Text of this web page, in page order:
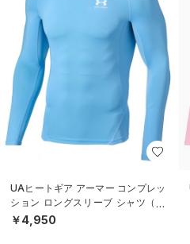
UAヒートギア アーマー コンプレッ
ション ロングスリーブ シャツ（ト
レーニング/MEN）
￥4,950